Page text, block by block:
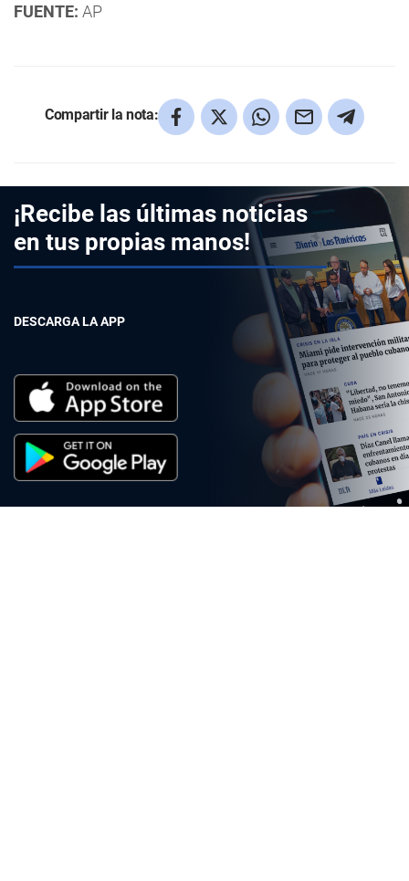
FUENTE: AP
Compartir la nota:
¡Recibe las últimas noticias
en tus propias manos!
DESCARGA LA APP